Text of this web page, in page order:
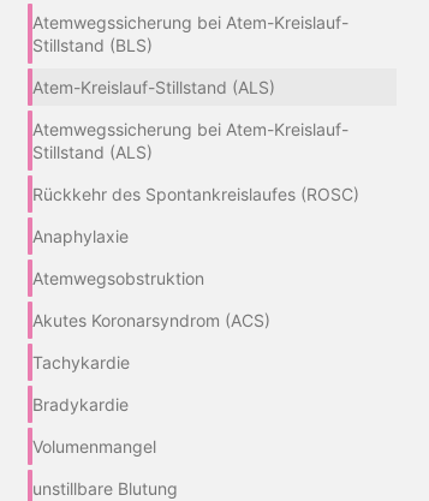
Atemwegssicherung bei Atem-Kreislauf-
Stillstand (BLS)
Atem-Kreislauf-Stillstand (ALS)
Atemwegssicherung bei Atem-Kreislauf-
Stillstand (ALS)
Rückkehr des Spontankreislaufes (ROSC)
Anaphylaxie
Atemwegsobstruktion
Akutes Koronarsyndrom (ACS)
Tachykardie
Bradykardie
Volumenmangel
unstillbare Blutung